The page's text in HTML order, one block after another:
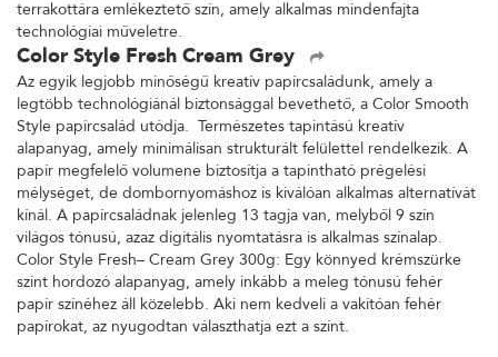
terrakottára emlékeztető szín, amely alkalmas mindenfajta
technológiai műveletre.
Color Style Fresh Cream Grey
Az egyik legjobb minőségű kreatív papírcsaládunk, amely a
legtöbb technológiánál biztonsággal bevethető, a Color Smooth
Style papírcsalád utódja. Természetes tapintású kreatív
alapanyag, amely minimálisan strukturált felülettel rendelkezik. A
papír megfelelő volumene biztosítja a tapintható prégelési
mélységet, de dombornyomáshoz is kiválóan alkalmas alternatívát
kínál. A papírcsaládnak jelenleg 13 tagja van, melyből 9 szín
világos tónusú, azaz digitális nyomtatásra is alkalmas színalap.
Color Style Fresh– Cream Grey 300g: Egy könnyed krémszürke
színt hordozó alapanyag, amely inkább a meleg tónusú fehér
papír színéhez áll közelebb. Aki nem kedveli a vakítóan fehér
papírokat, az nyugodtan választhatja ezt a színt.